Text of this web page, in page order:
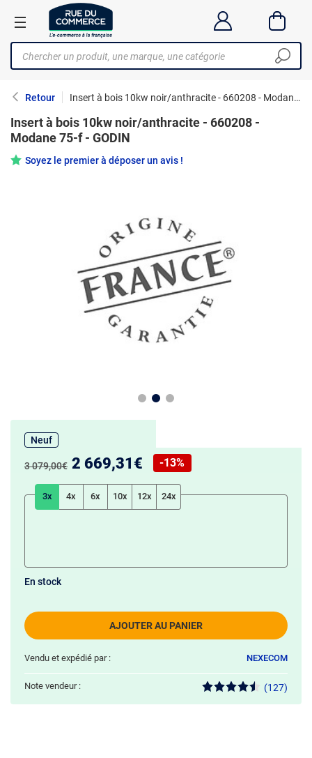
Retour Insert à bois 10kw noir/anthracite - 660208 - Modane 75-f - GODIN
Insert à bois 10kw noir/anthracite - 660208 -
Modane 75-f - GODIN
Soyez le premier à déposer un avis !
Neuf
Ancien prix :
3 079,00€ Nouveau prix :
2 669,31€
Réduction de :
-13%
3x 4x 6x 10x 12x 24x
AJOUTER AU PANIER
En stock
Vendu et expédié par : NEXECOM
Note vendeur : (127)